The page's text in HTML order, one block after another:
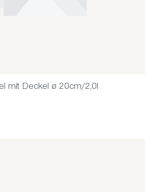
Thermo-Schüssel mit Deckel ø 20cm/2,0l